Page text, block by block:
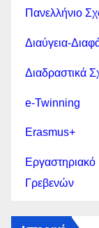
Πανελλήνιο
Διαύγεια-
Διαδραστικά
e-Twinning
Erasmus+
Γρεβενών